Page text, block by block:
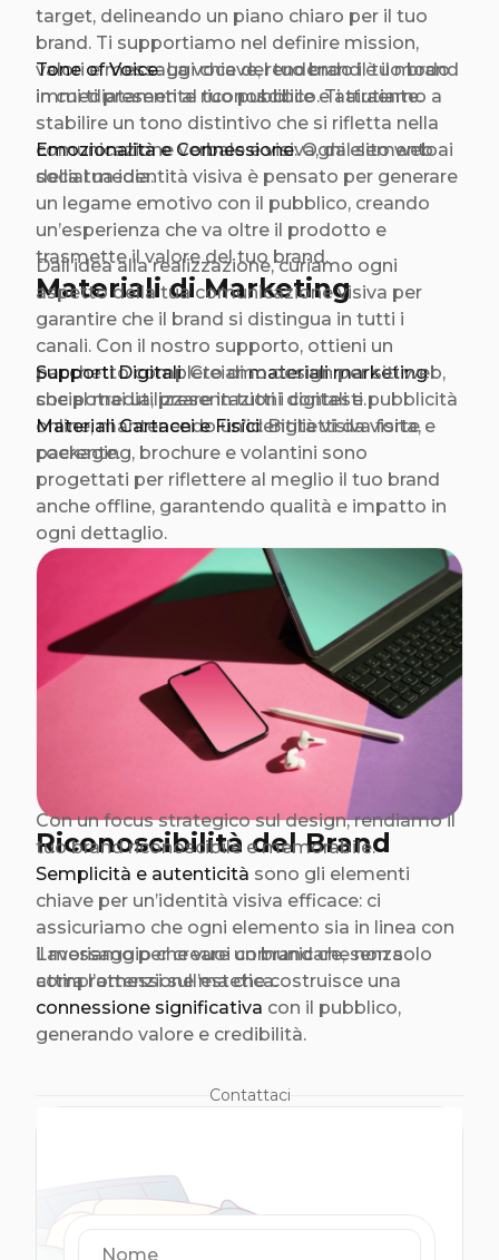
target, delineando un piano chiaro per il tuo
brand. Ti supportiamo nel definire mission,
valori e messaggi chiave, rendendo il tuo brand
immediatamente riconoscibile e attraente.
Tone of Voice: La voce del tuo brand è il modo
in cui ti presenti al tuo pubblico. Ti aiutiamo a
stabilire un tono distintivo che si rifletta nella
comunicazione verbale e visiva, dal sito web ai
social media.
Emozionalità e Connessione: Ogni elemento
della tua identità visiva è pensato per generare
un legame emotivo con il pubblico, creando
un’esperienza che va oltre il prodotto e
trasmette il valore del tuo brand.
Materiali di Marketing
Dall’idea alla realizzazione, curiamo ogni
aspetto della tua comunicazione visiva per
garantire che il brand si distingua in tutti i
canali. Con il nostro supporto, ottieni un
pacchetto completo dimateriali marketing
che potrai utilizzare in tutti i contesti.
Supporti Digitali: Creiamo design per siti web,
social media, presentazioni digitali e pubblicità
online, mantenendo un’identità visiva forte e
coerente.
Materiali Cartacei e Fisici: Biglietti da visita,
packaging, brochure e volantini sono
progettati per riflettere al meglio il tuo brand
anche offline, garantendo qualità e impatto in
ogni dettaglio.
Riconoscibilità del Brand
Con un focus strategico sul design, rendiamo il
tuo brand riconoscibile e memorabile.
Semplicità e autenticità sono gli elementi
chiave per un’identità visiva efficace: ci
assicuriamo che ogni elemento sia in linea con
il messaggio che vuoi comunicare, senza
compromessi sull’estetica.
Lavoriamo per creare un brand che non solo
attira l’attenzione ma che costruisce una
connessione significativa con il pubblico,
generando valore e credibilità.
Contattaci